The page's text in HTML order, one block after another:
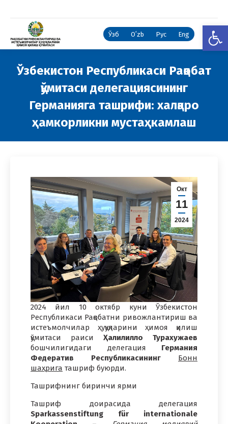
Ўзб Oʻzb Рус Eng
Ўзбекистон Республикаси Рақобат
қўмитаси делегациясининг
Германияга ташрифи: халқаро
ҳамкорликни мустаҳкамлаш
Окт
11
2024
2024 йил 10 октябр куни Ўзбекистон
Республикаси Рақобатни ривожлантириш ва
истеъмолчилар ҳуқуқларини ҳимоя қилиш
қўмитаси раиси Ҳалилилло Турахужаев
бошчилигидаги делегация Германия
Федератив Республикасининг
Бонн
шаҳрига ташриф буюрди.
Ташрифнинг биринчи ярми
Ташриф доирасида делегация
Sparkassenstiftung für internationale